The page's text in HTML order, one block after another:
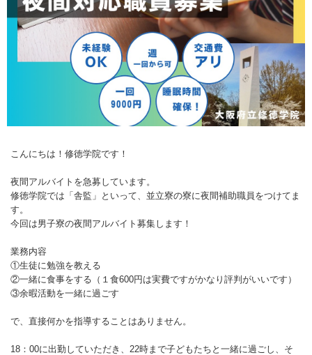
こんにちは！修徳学院です！
夜間アルバイトを急募しています。
修徳学院では「舎監」といって、並立寮の寮に夜間補助職員をつけてま
す。
今回は男子寮の夜間アルバイト募集します！
業務内容
①生徒に勉強を教える
②一緒に食事をする（１食600円は実費ですがかなり評判がいいです）
③余暇活動を一緒に過ごす
で、直接何かを指導することはありません。
18：00に出勤していただき、22時まで子どもたちと一緒に過ごし、そ